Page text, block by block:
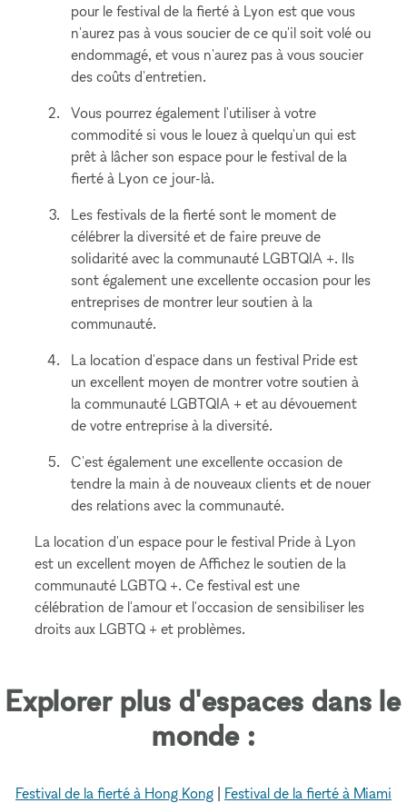
pour le festival de la fierté à Lyon est que vous
n'aurez pas à vous soucier de ce qu'il soit volé ou
endommagé, et vous n'aurez pas à vous soucier
des coûts d'entretien.
Vous pourrez également l'utiliser à votre
commodité si vous le louez à quelqu'un qui est
prêt à lâcher son espace pour le festival de la
fierté à Lyon ce jour-là.
Les festivals de la fierté sont le moment de
célébrer la diversité et de faire preuve de
solidarité avec la communauté LGBTQIA +. Ils
sont également une excellente occasion pour les
entreprises de montrer leur soutien à la
communauté.
La location d'espace dans un festival Pride est
un excellent moyen de montrer votre soutien à
la communauté LGBTQIA + et au dévouement
de votre entreprise à la diversité.
C'est également une excellente occasion de
tendre la main à de nouveaux clients et de nouer
des relations avec la communauté.
La location d'un espace pour le festival Pride à Lyon
est un excellent moyen de Affichez le soutien de la
communauté LGBTQ +. Ce festival est une
célébration de l'amour et l'occasion de sensibiliser les
droits aux LGBTQ + et problèmes.
Explorer plus d'espaces dans le
monde :
Festival de la fierté à Hong Kong | Festival de la fierté à Miami